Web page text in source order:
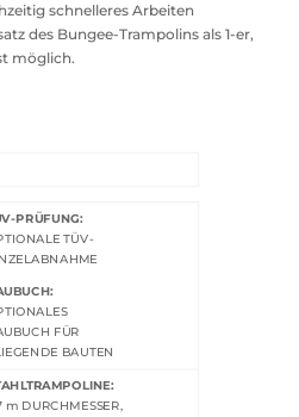
schnelleres Arbeiten
des Bungee-Trampolins als 1-er,
möglich.
PRÜFUNG:
TÜV-
FÜR
BAUTEN
m DURCHMESSER,